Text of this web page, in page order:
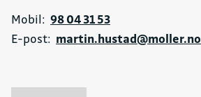
Mobil: 98 04 31 53
E-post: martin.hustad@moller.no